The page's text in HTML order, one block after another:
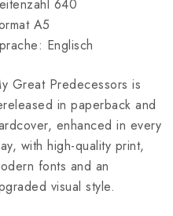
640
A5
Englisch
Great Predecessors is
in paperback and
enhanced in every
with high-quality print,
fonts and an
visual style.